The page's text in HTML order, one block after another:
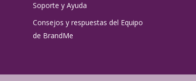
Soporte y Ayuda
Consejos y respuestas del Equipo
de BrandMe